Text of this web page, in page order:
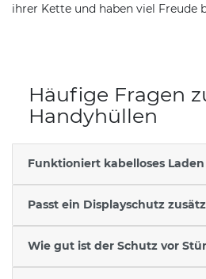
ihrer Kette und haben viel Freude
Häufige Fragen
Handyhüllen
Funktioniert kabelloses
Passt ein Displayschutz
Wie gut ist der Schutz vor